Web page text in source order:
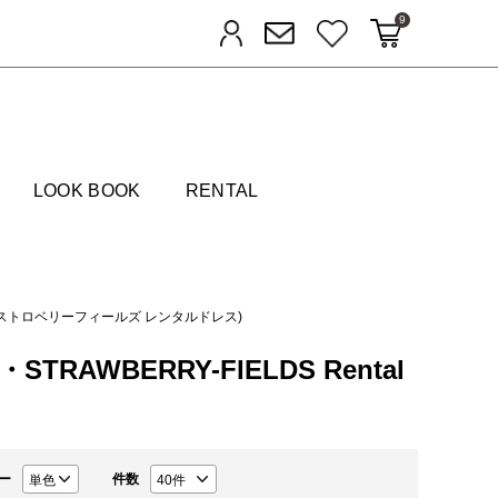
ログイン メルマガ登録お気に入りカートに入れる
9
LOOK BOOK RENTAL
ロベリーフィールズ レンタルドレス)
STRAWBERRY-FIELDS Rental
件数